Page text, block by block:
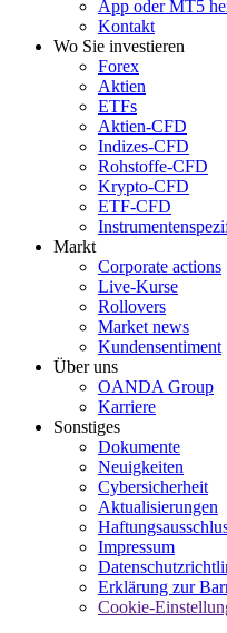
App oder MT5
Kontakt
Wo Sie investieren
Forex
Aktien
ETFs
Aktien-CFD
Indizes-CFD
Rohstoffe-CFD
Krypto-CFD
ETF-CFD
Markt
Corporate actions
Live-Kurse
Rollovers
Market news
Kundensentiment
Über uns
OANDA Group
Karriere
Sonstiges
Dokumente
Neuigkeiten
Cybersicherheit
Aktualisierungen
Impressum
Erklärung zur
Cookie-